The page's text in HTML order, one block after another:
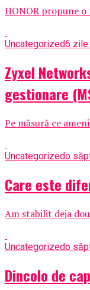
HONOR propune
Uncategorized6 zile
Zyxel
gestionare
Pe măsură ce
Uncategorizedo
Care este
Am stabilit deja
Uncategorizedo
Dincolo de